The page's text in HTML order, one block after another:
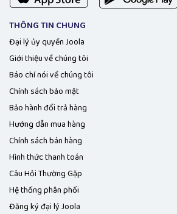
THÔNG TIN CHUNG
Đại lý ủy quyền Joola
Giới thiệu về chúng tôi
Báo chí nói về chúng tôi
Chính sách bảo mật
Bảo hành đổi trả hàng
Hướng dẫn mua hàng
Chính sách bán hàng
Hình thức thanh toán
Câu Hỏi Thường Gặp
Hệ thống phân phối
Đăng ký đại lý Joola